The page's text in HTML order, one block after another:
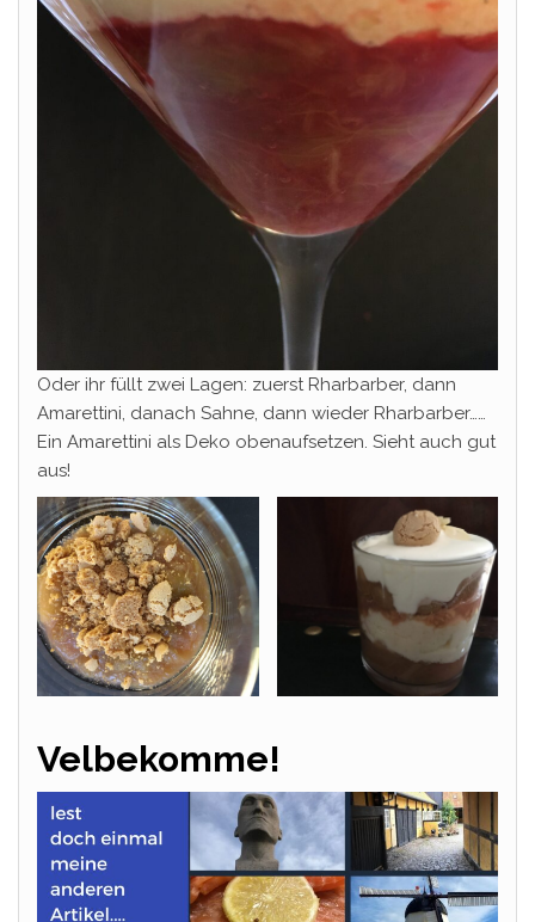
Oder ihr füllt zwei Lagen: zuerst Rharbarber, dann
Amarettini, danach Sahne, dann wieder Rharbarber……
Ein Amarettini als Deko obenaufsetzen. Sieht auch gut
aus!
Velbekomme!